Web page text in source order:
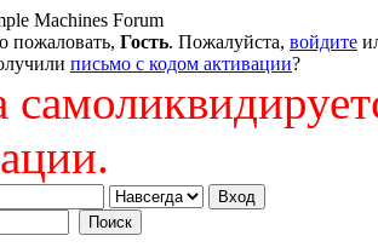
пожаловать, Гость. Пожалуйста, войдите
письмо с кодом активации?